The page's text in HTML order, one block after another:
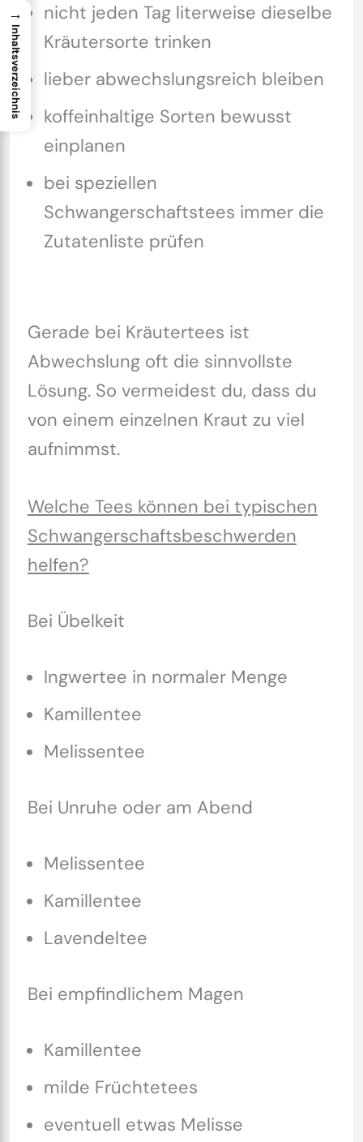
nicht jeden Tag literweise dieselbe
Kräutersorte trinken
lieber abwechslungsreich bleiben
koffeinhaltige Sorten bewusst
einplanen
bei speziellen
Schwangerschaftstees immer die
Zutatenliste prüfen
Gerade bei Kräutertees ist
Abwechslung oft die sinnvollste
Lösung. So vermeidest du, dass du
von einem einzelnen Kraut zu viel
aufnimmst.
Welche Tees können bei typischen
Schwangerschaftsbeschwerden
helfen?
Bei Übelkeit
Ingwertee in normaler Menge
Kamillentee
Melissentee
Bei Unruhe oder am Abend
Melissentee
Kamillentee
Lavendeltee
Bei empfindlichem Magen
Kamillentee
milde Früchtetees
eventuell etwas Melisse
→
Inhaltsverzeichnis